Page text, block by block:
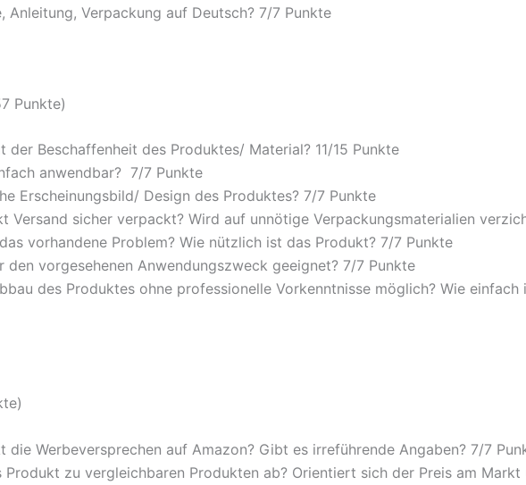
Anleitung, Verpackung auf Deutsch? 7/7 Punkte
Punkte)
der Beschaffenheit des Produktes/ Material? 11/15 Punkte
anwendbar? 7/7 Punkte
Erscheinungsbild/ Design des Produktes? 7/7 Punkte
Versand sicher verpackt? Wird auf unnötige Verpackungsmaterialien
vorhandene Problem? Wie nützlich ist das Produkt? 7/7 Punkte
den vorgesehenen Anwendungszweck geeignet? 7/7 Punkte
des Produktes ohne professionelle Vorkenntnisse möglich? Wie
die Werbeversprechen auf Amazon? Gibt es irreführende Angaben? 7/7
Produkt zu vergleichbaren Produkten ab? Orientiert sich der Preis am